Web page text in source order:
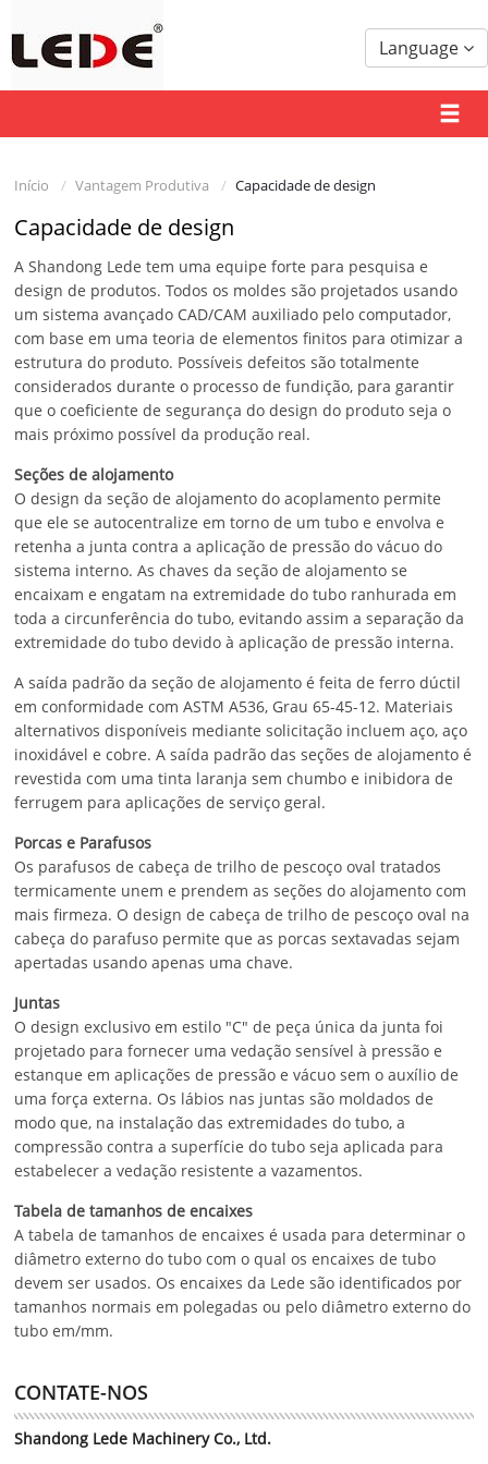
Language
Início Vantagem Produtiva Capacidade de design
Capacidade de design
A Shandong Lede tem uma equipe forte para pesquisa e
design de produtos. Todos os moldes são projetados usando
um sistema avançado CAD/CAM auxiliado pelo computador,
com base em uma teoria de elementos finitos para otimizar a
estrutura do produto. Possíveis defeitos são totalmente
considerados durante o processo de fundição, para garantir
que o coeficiente de segurança do design do produto seja o
mais próximo possível da produção real.
Seções de alojamento
O design da seção de alojamento do acoplamento permite
que ele se autocentralize em torno de um tubo e envolva e
retenha a junta contra a aplicação de pressão do vácuo do
sistema interno. As chaves da seção de alojamento se
encaixam e engatam na extremidade do tubo ranhurada em
toda a circunferência do tubo, evitando assim a separação da
extremidade do tubo devido à aplicação de pressão interna.
A saída padrão da seção de alojamento é feita de ferro dúctil
em conformidade com ASTM A536, Grau 65-45-12. Materiais
alternativos disponíveis mediante solicitação incluem aço, aço
inoxidável e cobre. A saída padrão das seções de alojamento é
revestida com uma tinta laranja sem chumbo e inibidora de
ferrugem para aplicações de serviço geral.
Porcas e Parafusos
Os parafusos de cabeça de trilho de pescoço oval tratados
termicamente unem e prendem as seções do alojamento com
mais firmeza. O design de cabeça de trilho de pescoço oval na
cabeça do parafuso permite que as porcas sextavadas sejam
apertadas usando apenas uma chave.
Juntas
O design exclusivo em estilo "C" de peça única da junta foi
projetado para fornecer uma vedação sensível à pressão e
estanque em aplicações de pressão e vácuo sem o auxílio de
uma força externa. Os lábios nas juntas são moldados de
modo que, na instalação das extremidades do tubo, a
compressão contra a superfície do tubo seja aplicada para
estabelecer a vedação resistente a vazamentos.
Tabela de tamanhos de encaixes
A tabela de tamanhos de encaixes é usada para determinar o
diâmetro externo do tubo com o qual os encaixes de tubo
devem ser usados. Os encaixes da Lede são identificados por
tamanhos normais em polegadas ou pelo diâmetro externo do
tubo em/mm.
CONTATE-NOS
Shandong Lede Machinery Co., Ltd.